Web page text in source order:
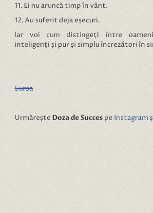
11. Ei nu aruncă timp în vânt.
12. Au suferit deja eșecuri.
Iar voi cum distingeți între
inteligenți și pur și simplu încrezători în
Sursa
Urmărește Doza de Succes pe Instagram